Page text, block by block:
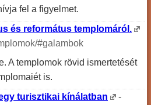
fel a figyelmet.
és református templomáról.
#galambok
A templomok rövid ismertetését
is.
turisztikai kínálatban
-